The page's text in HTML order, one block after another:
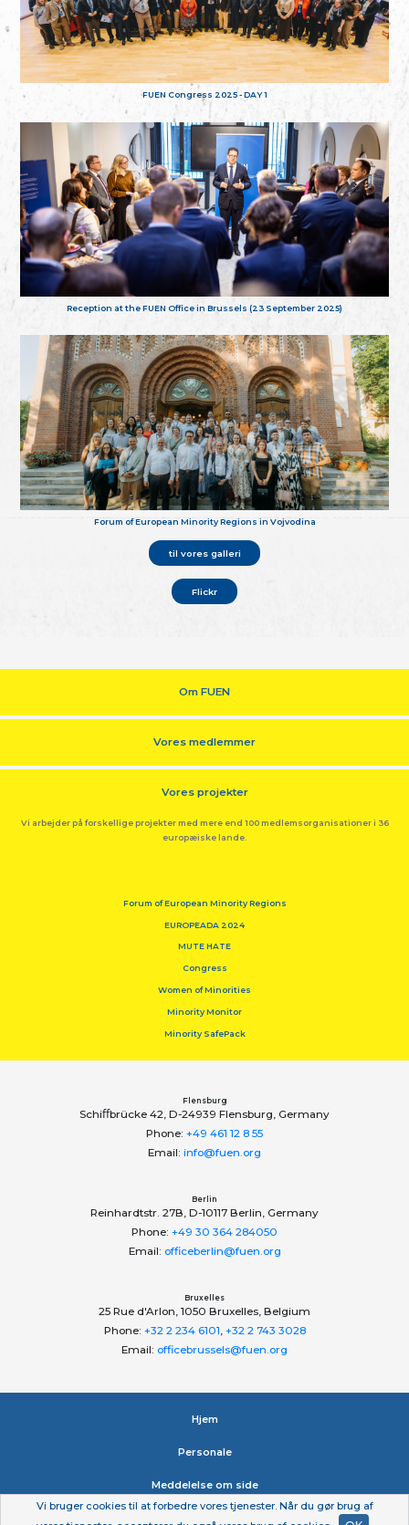
FUEN Congress 2025 - DAY 1
Reception at the FUEN Office in Brussels (23 September 2025)
Forum of European Minority Regions in Vojvodina
til vores galleri
Flickr
Om FUEN
Vores medlemmer
Vores projekter
Vi arbejder på forskellige projekter med mere end 100 medlemsorganisationer i 36
europæiske lande.
Forum of European Minority Regions
EUROPEADA 2024
MUTE HATE
Congress
Women of Minorities
Minority Monitor
Minority SafePack
Flensburg
Schiﬀbrücke 42, D-24939 Flensburg, Germany
Phone: +49 461 12 8 55
Email: info@fuen.org
Berlin
Reinhardtstr. 27B, D-10117 Berlin, Germany
Phone: +49 30 364 284050
Email: officeberlin@fuen.org
Bruxelles
25 Rue d'Arlon, 1050 Bruxelles, Belgium
Phone: +32 2 234 6101 +32 2 743 3028
Email: officebrussels@fuen.org
Hjem
Personale
Meddelelse om side
Vi bruger cookies til at forbedre vores tjenester. Når du gør brug af